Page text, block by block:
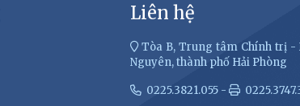
Liên hệ
Tòa B, Trung tâm Chính trị -
Nguyên, thành phố Hải Phòng
0225.3821.055 -